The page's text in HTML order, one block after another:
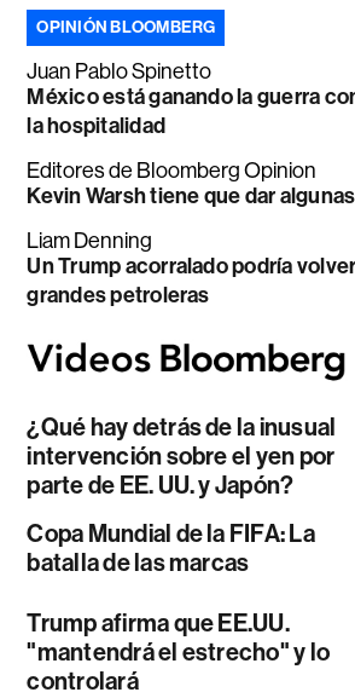
OPINIÓN BLOOMBERG
Juan Pablo Spinetto
México está ganando la guerra
la hospitalidad
Editores de Bloomberg Opinion
Kevin Warsh tiene que dar
Liam Denning
Un Trump acorralado podría
grandes petroleras
¿Qué hay detrás de la inusual
intervención sobre el yen por
parte de EE. UU. y Japón?
Copa Mundial de la FIFA: La
batalla de las marcas
Trump afirma que EE.UU.
"mantendrá el estrecho" y lo
controlará